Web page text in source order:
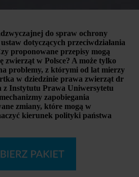
do spraw ochrony
dotyczących przeciwdziałania
proponowane przepisy mogą
zwierząt w Polsce? A może tylko
problemy, z którymi od lat mierzy
w dziedzinie prawa zwierząt dr
z Instytutu Prawa Uniwersytetu
zapobiegania
zmiany, które mogą w
kierunek polityki państwa